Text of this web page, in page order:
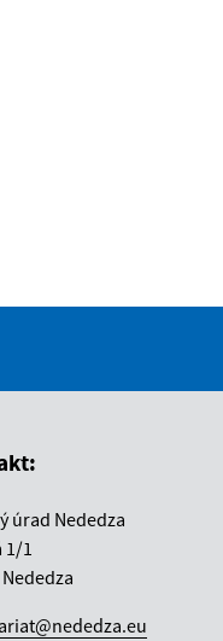
úrad Nededza
1/1